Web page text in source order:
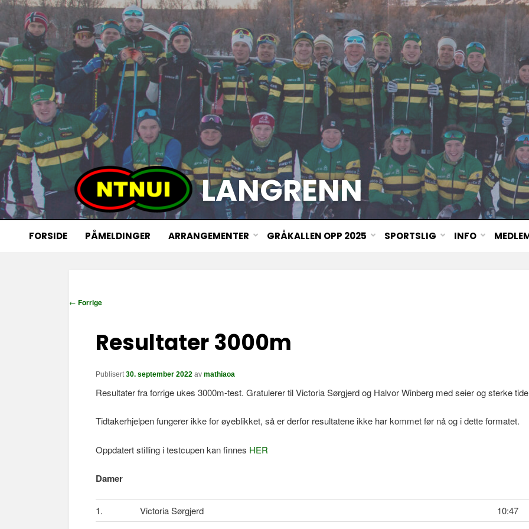
LANGRENN
FORSIDE PÅMELDINGER ARRANGEMENTER GRÅKALLEN OPP 2025 SPORTSLIG INFO
I← Forrige
Resultater 3000m
Publisert30. september 2022 av mathiaoa
Resultater fra forrige ukes 3000m-test. Gratulerer til Victoria Sørgjerd og Halvor Winberg med seier og sterke
Tidtakerhjelpen fungerer ikke for øyeblikket, så er derfor resultatene ikke har kommet før nå og i dette formatet.
Oppdatert stilling i testcupen kan finnes HER
Damer
1. Victoria Sørgjerd
10:47